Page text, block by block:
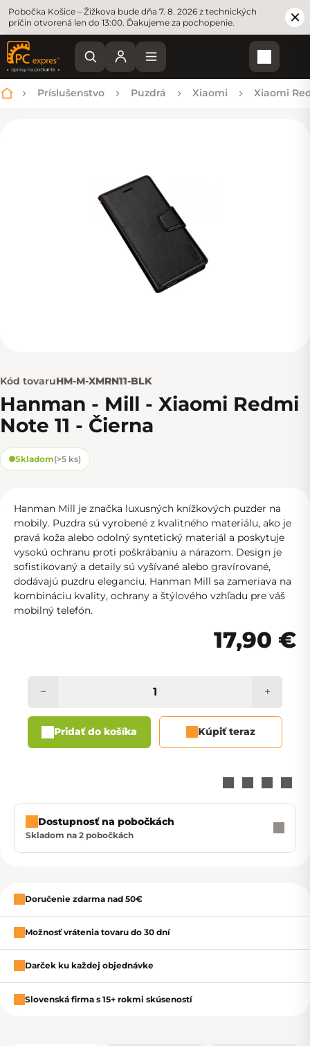
Pobočka Košice – Žižkova bude dňa 7. 8. 2026 z technických
príčin otvorená len do 13:00. Ďakujeme za pochopenie.
Domov
Príslušenstvo Puzdrá Xiaomi Xiaomi
Kód tovaruHM-M-XMRN11-BLK
Hanman - Mill - Xiaomi Redmi
Note 11 - Čierna
Skladom(>5 ks)
Hanman Mill je značka luxusných knížkových puzder na
mobily. Puzdra sú vyrobené z kvalitného materiálu, ako je
pravá koža alebo odolný syntetický materiál a poskytuje
vysokú ochranu proti poškrábaniu a nárazom. Design je
sofistikovaný a detaily sú vyšívané alebo gravírované,
dodávajú puzdru eleganciu. Hanman Mill sa zameriava na
kombináciu kvality, ochrany a štýlového vzhľadu pre váš
mobilný telefón.
17,90 €
+
−
Pridať do košíka Kúpiť teraz
Zavrieť
Dostupnosť na pobočkách
Skladom na 2 pobočkách
Doručenie zdarma nad 50€
Možnosť vrátenia tovaru do 30 dní
Darček ku každej objednávke
Slovenská firma s 15+ rokmi skúseností